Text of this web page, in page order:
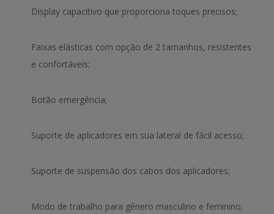
Display capacitivo que proporciona toques precisos;
Faixas elásticas com opção de 2 tamanhos, resistentes
e confortáveis;
Botão emergência;
Suporte de aplicadores em sua lateral de fácil acesso;
Suporte de suspensão dos cabos dos aplicadores;
Modo de trabalho para gênero masculino e feminino;